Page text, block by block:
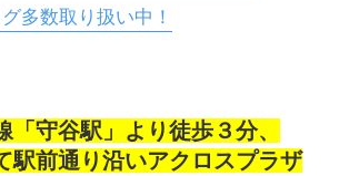
多数取り扱い中！
「守谷駅」より徒歩３分、
駅前通り沿いアクロスプラザ